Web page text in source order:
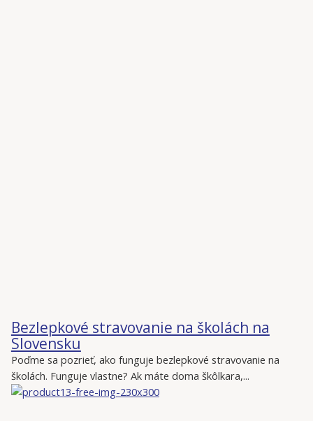
Bezlepkové stravovanie na školách na
Slovensku
Poďme sa pozrieť, ako funguje bezlepkové stravovanie na
školách. Funguje vlastne? Ak máte doma škôlkara,...